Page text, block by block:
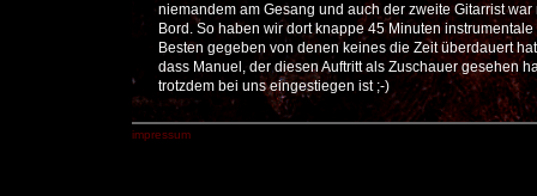
niemandem am Gesang und auch der zweite Gitarrist war
Bord. So haben wir dort knappe 45 Minuten instrumentale
Besten gegeben von denen keines die Zeit überdauert
dass Manuel, der diesen Auftritt als Zuschauer gesehen
trotzdem bei uns eingestiegen ist ;-)
impressum